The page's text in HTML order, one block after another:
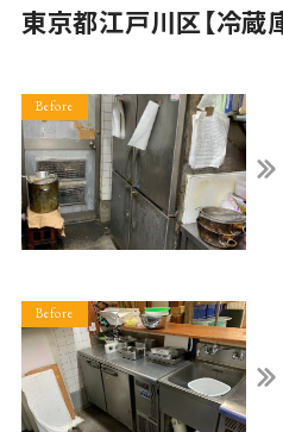
東京都江戸川区【冷蔵